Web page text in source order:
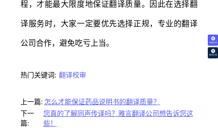
免费试译
翻译价格
程，才能最大限度地保证翻译质量。因此在选择翻
译服务时，大家一定要优先选择正规，专业的翻译
公司合作，避免吃亏上当。
热门关键词: 翻译校审
上一篇: 怎么才能保证药品说明书的翻译质量？
下一
篇:
您真的了解同声传译吗？雅言翻译公司想告诉您这
些！